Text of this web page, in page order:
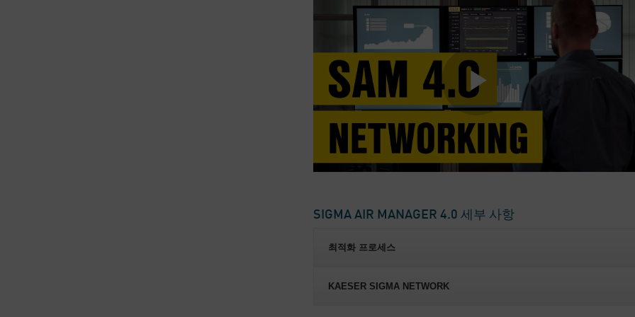
SIGMA AIR MANAGER 4.0 세부 사항
최적화 프로세스
KAESER SIGMA NETWORK